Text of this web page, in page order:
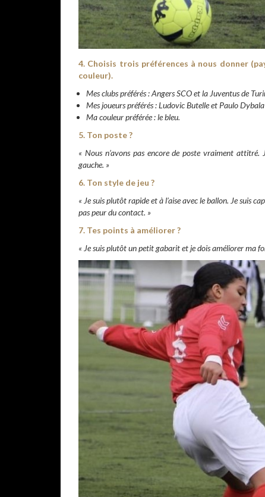
4. Choisis trois préférences à nous donner
couleur).
Mes clubs préférés : Angers SCO et la Juventus de
Mes joueurs préférés : Ludovic Butelle et Paulo Dybala
Ma couleur préférée : le bleu.
5. Ton poste ?
« Nous n’avons pas encore de poste vraiment
gauche. »
6. Ton style de jeu ?
« Je suis plutôt rapide et à l’aise avec le ballon. Je suis
pas peur du contact. »
7. Tes points à améliorer ?
« Je suis plutôt un petit gabarit et je dois améliorer ma